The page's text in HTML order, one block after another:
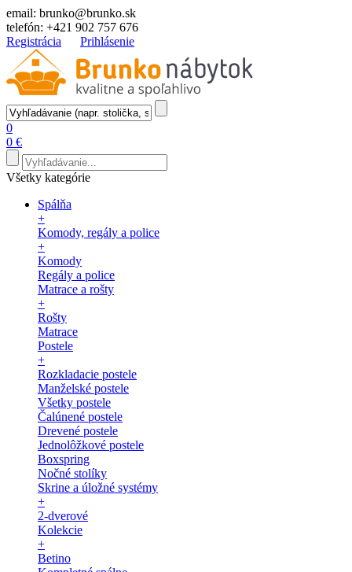
email: brunko@brunko.sk
telefón: +421 902 757 676
Registrácia
Prihlásenie
0
0 €
Všetky kategórie
Spálňa
+
Komody, regály a police
+
Komody
Regály a police
Matrace a rošty
+
Rošty
Matrace
Postele
+
Rozkladacie postele
Manželské postele
Všetky postele
Čalúnené postele
Drevené postele
Jednolôžkové postele
Boxspring
Nočné stolíky
Skrine a úložné systémy
+
2-dverové
Kolekcie
+
Betino